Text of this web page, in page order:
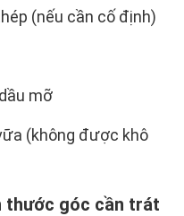
(nếu cần cố định)
mỡ
(không được khô
thước góc cần trát